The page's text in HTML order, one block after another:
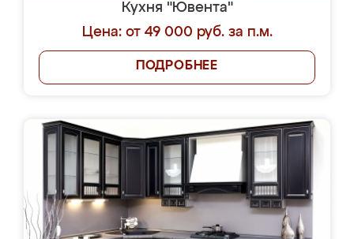
Кухня "Ювента"
Цена: от 49 000 руб. за п.м.
ПОДРОБНЕЕ